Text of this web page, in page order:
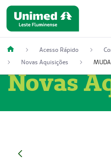
Acesso Rápido
Novas Aquisições
Novas